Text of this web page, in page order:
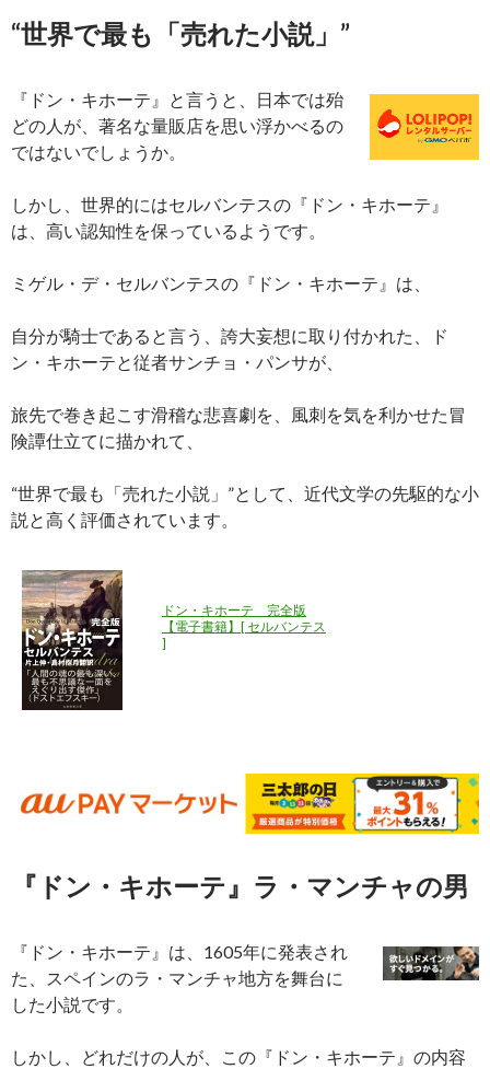
“世界で最も「売れた小説」”
『ドン・キホーテ』と言うと、日本では殆
どの人が、著名な量販店を思い浮かべるの
ではないでしょうか。
しかし、世界的にはセルバンテスの『ドン・キホーテ』
は、高い認知性を保っているようです。
ミゲル・デ・セルバンテスの『ドン・キホーテ』は、
自分が騎士であると言う、誇大妄想に取り付かれた、ド
ン・キホーテと従者サンチョ・パンサが、
旅先で巻き起こす滑稽な悲喜劇を、風刺を気を利かせた冒
険譚仕立てに描かれて、
“世界で最も「売れた小説」”として、近代文学の先駆的な小
説と高く評価されています。
ドン・キホーテ 完全版
【電子書籍】[ セルバンテス
]
『ドン・キホーテ』ラ・マンチャの男
『ドン・キホーテ』は、1605年に発表され
た、スペインのラ・マンチャ地方を舞台に
した小説です。
しかし、どれだけの人が、この『ドン・キホーテ』の内容